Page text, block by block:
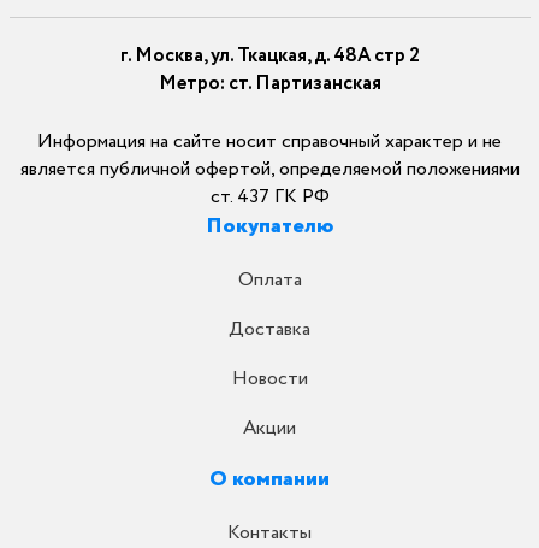
г. Москва, ул. Ткацкая, д. 48А стр 2
Метро: ст. Партизанская
Информация на сайте носит справочный характер и не
является публичной офертой, определяемой положениями
ст. 437 ГК РФ
Покупателю
Оплата
Доставка
Новости
Акции
О компании
Контакты